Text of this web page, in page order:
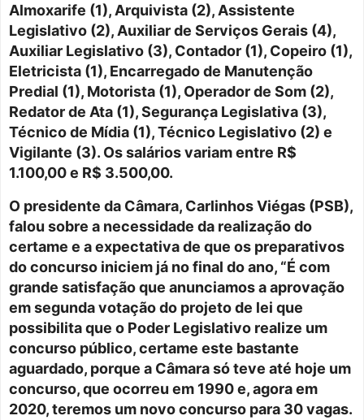
Almoxarife (1), Arquivista (2), Assistente
Legislativo (2), Auxiliar de Serviços Gerais (4),
Auxiliar Legislativo (3), Contador (1), Copeiro (1),
Eletricista (1), Encarregado de Manutenção
Predial (1), Motorista (1), Operador de Som (2),
Redator de Ata (1), Segurança Legislativa (3),
Técnico de Mídia (1), Técnico Legislativo (2) e
Vigilante (3). Os salários variam entre R$
1.100,00 e R$ 3.500,00.
O presidente da Câmara, Carlinhos Viégas (PSB),
falou sobre a necessidade da realização do
certame e a expectativa de que os preparativos
do concurso iniciem já no final do ano, “É com
grande satisfação que anunciamos a aprovação
em segunda votação do projeto de lei que
possibilita que o Poder Legislativo realize um
concurso público, certame este bastante
aguardado, porque a Câmara só teve até hoje um
concurso, que ocorreu em 1990 e, agora em
2020, teremos um novo concurso para 30 vagas.